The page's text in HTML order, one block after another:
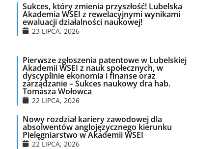
Sukces, który zmienia przyszłość! Lubelska
Akademia WSEI z rewelacyjnymi wynikami
ewaluacji działalności naukowej!
23 LIPCA, 2026
Pierwsze zgłoszenia patentowe w Lubelskiej
Akademii WSEI z nauk społecznych, w
dyscyplinie ekonomia i finanse oraz
zarządzanie – Sukces naukowy dra hab.
Tomasza Wołowca
22 LIPCA, 2026
Nowy rozdział kariery zawodowej dla
absolwentów anglojęzycznego kierunku
Pielęgniarstwo w Akademii WSEI
22 LIPCA, 2026